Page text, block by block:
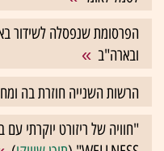
הפרסומת שנפסלה לשידור
ובארה"ב
הרשות השנייה חוזרת בה
"חוויה של ריזורט יוקרתי